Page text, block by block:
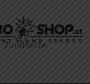
Zündkerze